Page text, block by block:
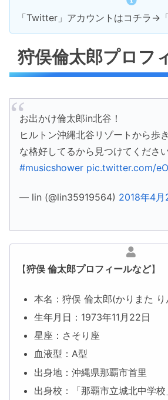
「Twitter」アカウントはコチラ→
狩俣倫太郎プロフ
お出かけ倫太郎in北谷！
ヒルトン沖縄北谷リゾートから歩
な格好してるから見つけてくださ
#musicshower pic.twitter.com/
— lin (@lin35919564) 2018年4月
【狩俣 倫太郎プロフィールなど】
本名：狩俣 倫太郎(かりまた り
生年月日：1973年11月22日
星座：さそり座
血液型：A型
出身地：沖縄県那覇市首里
出身校：「那覇市立城北中学